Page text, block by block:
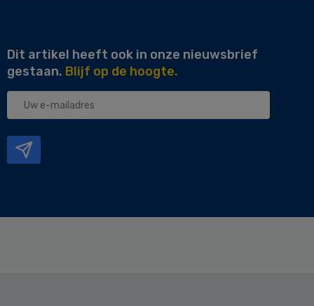
Dit artikel heeft ook in onze nieuwsbrief
gestaan. Blijf op de hoogte.
Uw